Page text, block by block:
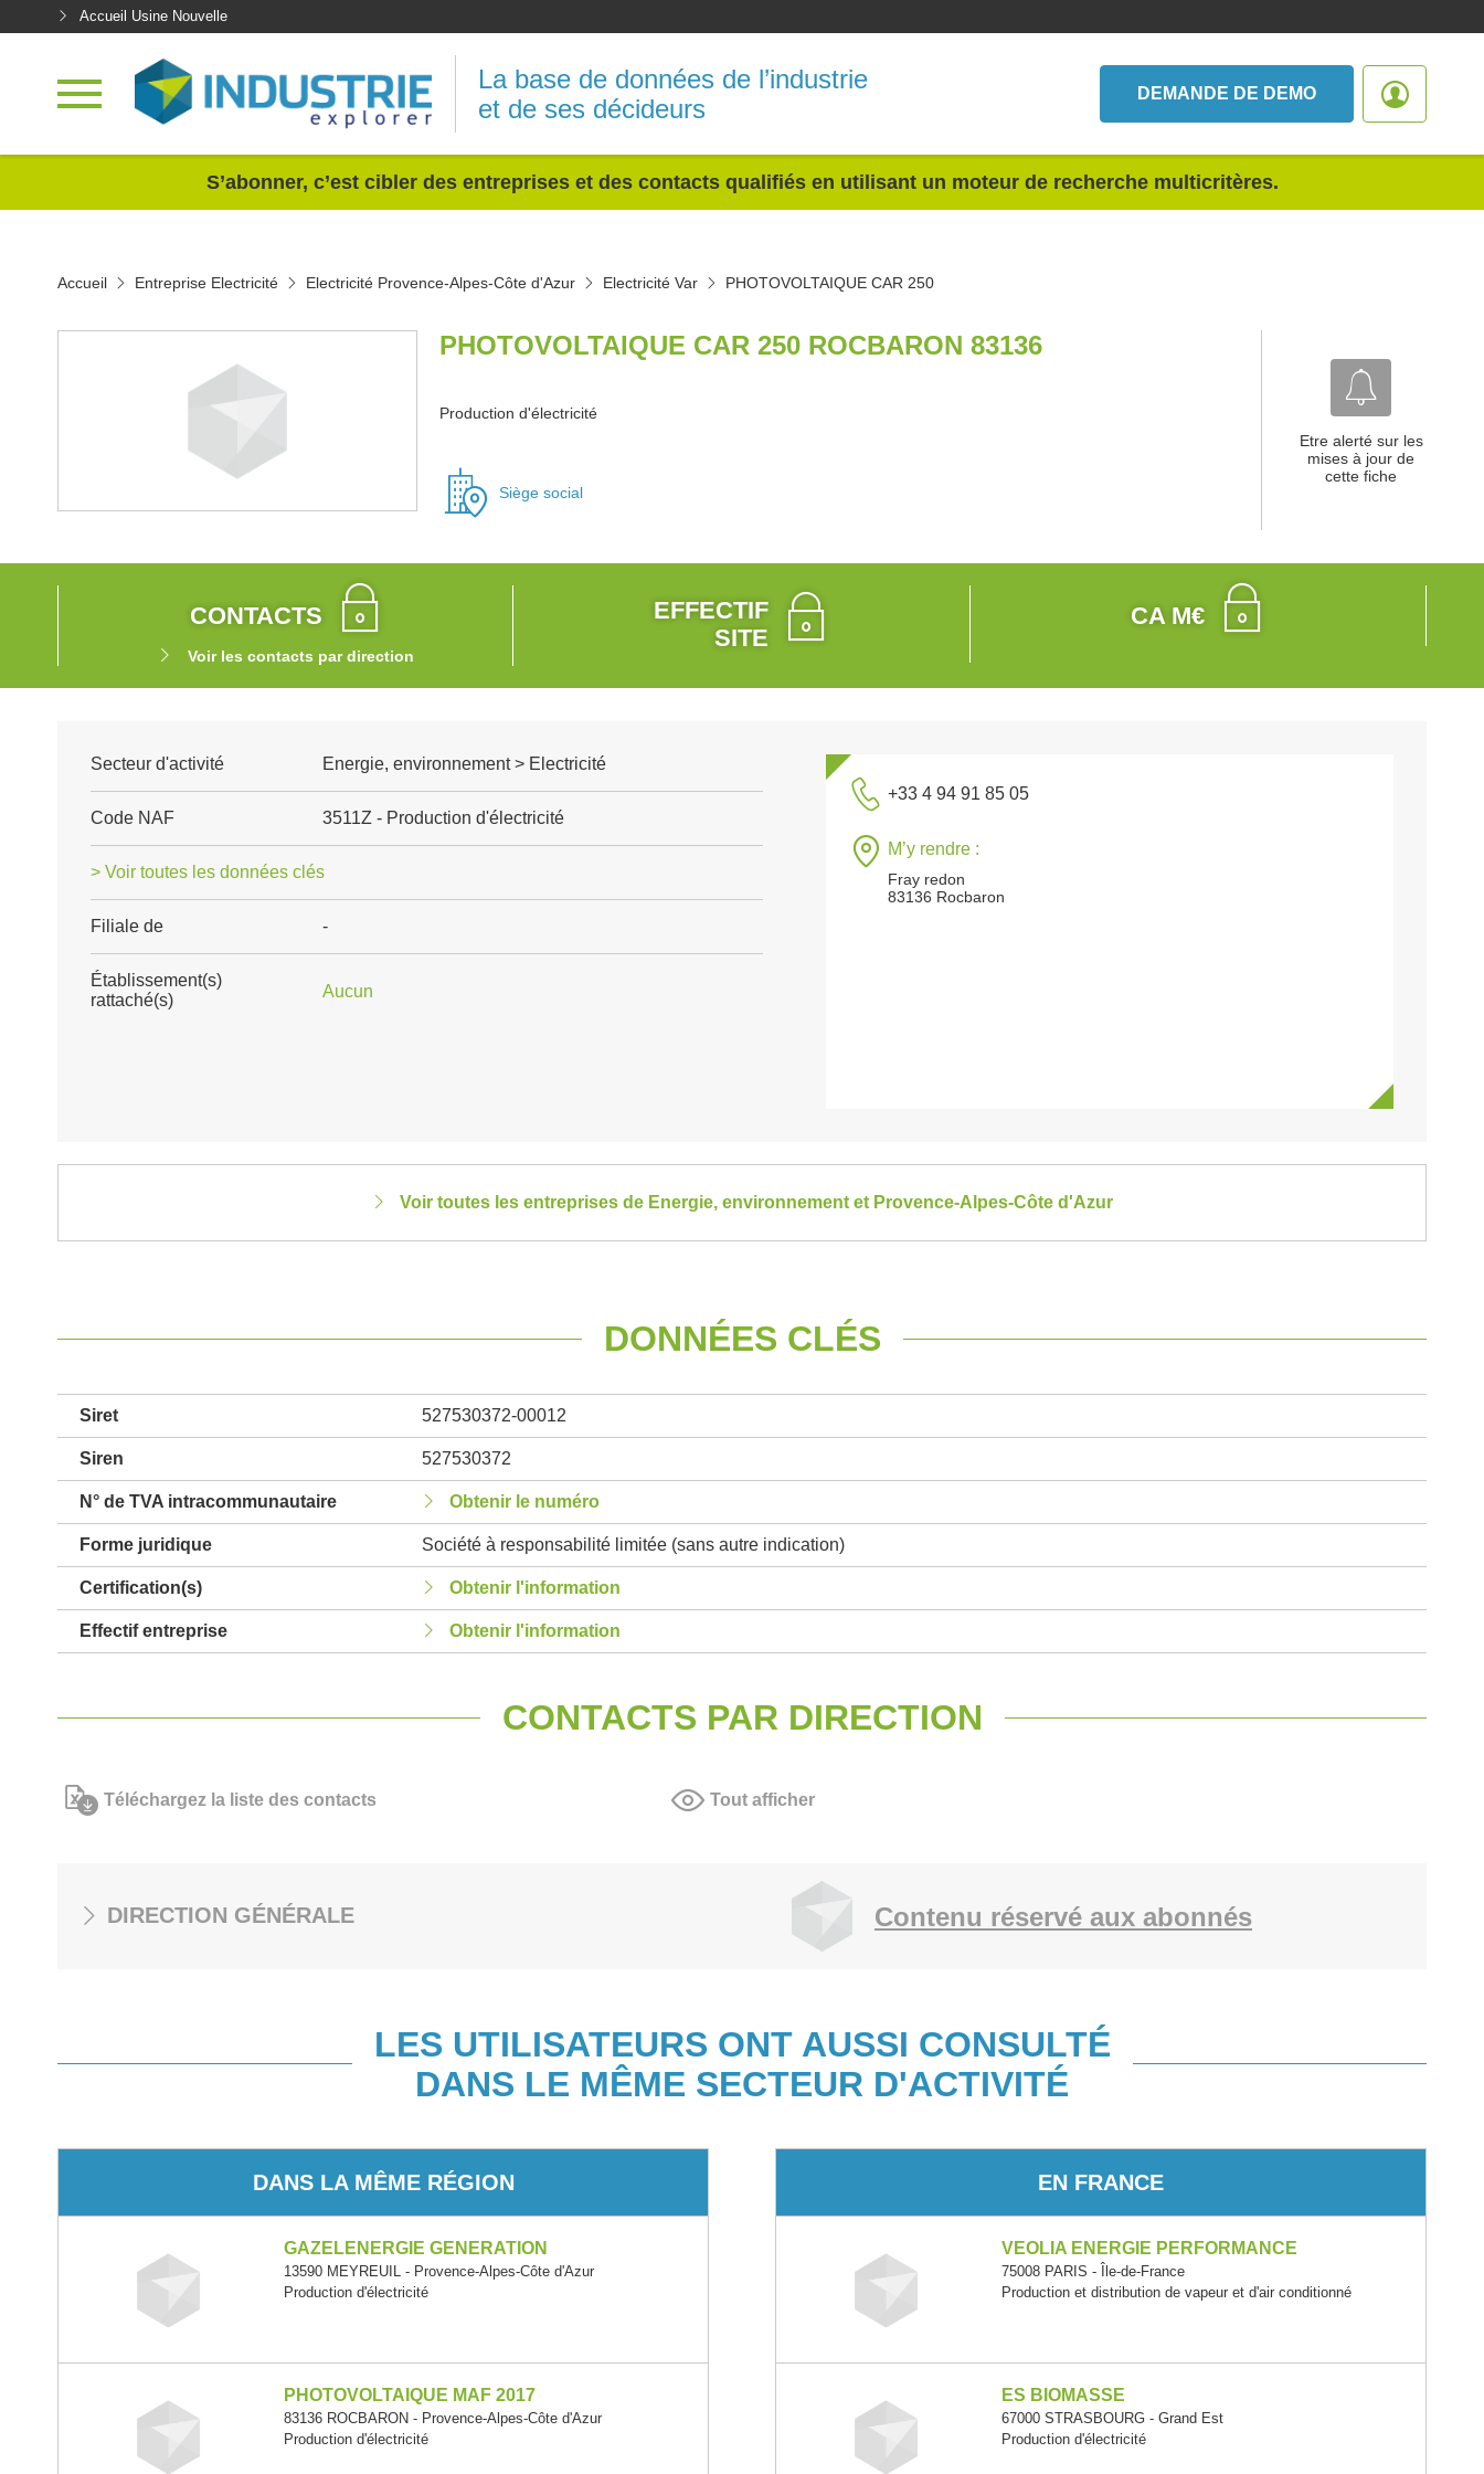
Accueil Usine Nouvelle
La base de données de l’industrie
et de ses décideurs
DEMANDE DE DEMO
S’abonner, c’est cibler des entreprises et des contacts qualifiés en utilisant un moteur de recherche multicritères.
Accueil Entreprise Electricité Electricité Provence-Alpes-Côte d'Azur Electricité Var PHOTOVOLTAIQUE CAR 250
PHOTOVOLTAIQUE CAR 250 ROCBARON 83136
Production d'électricité
Siège social
Etre alerté sur les
mises à jour de
cette fiche
CONTACTS
Voir les contacts par direction
EFFECTIF
SITE
CA M€
Secteur d'activité Energie, environnement > Electricité
Code NAF 3511Z - Production d'électricité
> Voir toutes les données clés
Filiale de -
Établissement(s)
rattaché(s)
Aucun
+33 4 94 91 85 05
M’y rendre :
Fray redon
83136 Rocbaron
Voir toutes les entreprises de Energie, environnement et Provence-Alpes-Côte d'Azur
DONNÉES CLÉS
Siret 527530372-00012
Siren 527530372
N° de TVA intracommunautaire Obtenir le numéro
Forme juridique Société à responsabilité limitée (sans autre indication)
Certification(s) Obtenir l'information
Effectif entreprise Obtenir l'information
CONTACTS PAR DIRECTION
Téléchargez la liste des contacts Tout afficher
DIRECTION GÉNÉRALE Contenu réservé aux abonnés
LES UTILISATEURS ONT AUSSI CONSULTÉ
DANS LE MÊME SECTEUR D'ACTIVITÉ
DANS LA MÊME RÉGION
GAZELENERGIE GENERATION
13590 MEYREUIL - Provence-Alpes-Côte d'Azur
Production d'électricité
PHOTOVOLTAIQUE MAF 2017
83136 ROCBARON - Provence-Alpes-Côte d'Azur
Production d'électricité
EN FRANCE
VEOLIA ENERGIE PERFORMANCE
75008 PARIS - Île-de-France
Production et distribution de vapeur et d'air conditionné
ES BIOMASSE
67000 STRASBOURG - Grand Est
Production d'électricité